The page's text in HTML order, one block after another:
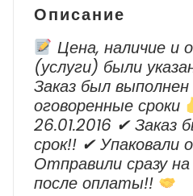
Описание
Цена, наличие и
(услуги) были
Заказ был
оговоренные сроки
26.01.2016 ✔ Заказ
срок!! ✔ Упаковали
Отправили сразу
после оплаты!!